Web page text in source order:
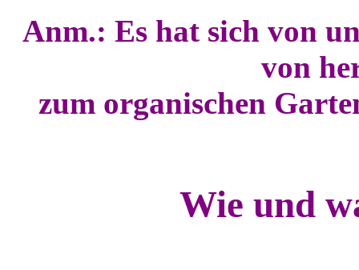
Anm.: Es hat sich von
von
zum organischen
Wie und